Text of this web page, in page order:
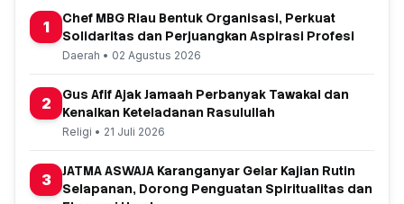
1
Chef MBG Riau Bentuk Organisasi, Perkuat
Solidaritas dan Perjuangkan Aspirasi Profesi
Daerah • 02 Agustus 2026
2
Gus Afif Ajak Jamaah Perbanyak Tawakal dan
Kenalkan Keteladanan Rasulullah
Religi • 21 Juli 2026
3
JATMA ASWAJA Karanganyar Gelar Kajian Rutin
Selapanan, Dorong Penguatan Spiritualitas dan